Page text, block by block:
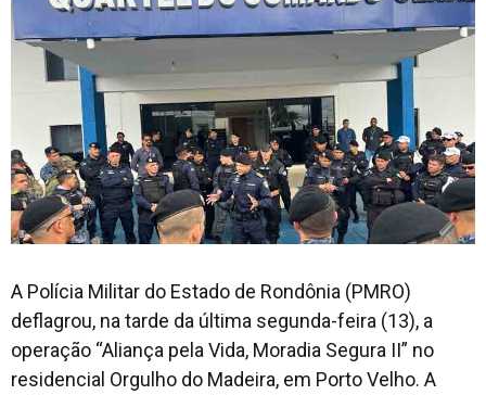
A Polícia Militar do Estado de Rondônia (PMRO)
deflagrou, na tarde da última segunda-feira (13), a
operação “Aliança pela Vida, Moradia Segura II” no
residencial Orgulho do Madeira, em Porto Velho. A